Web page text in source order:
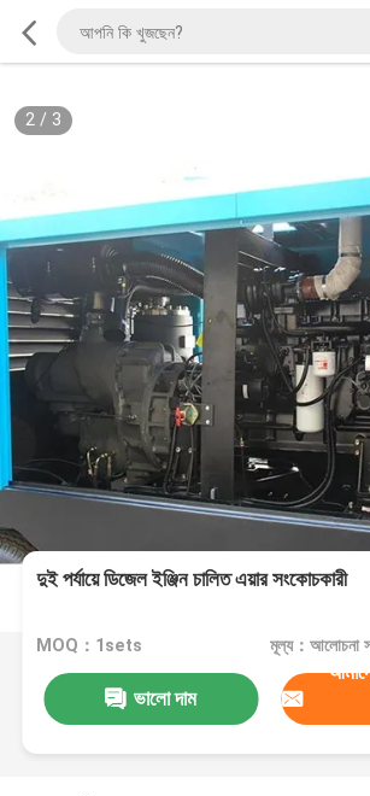
2/ 3
দুই পর্যায়ে ডিজেল ইঞ্জিন চালিত এয়ার সংকোচকারী
MOQ：1sets মূল্য：আলোচনা
ভালো দাম